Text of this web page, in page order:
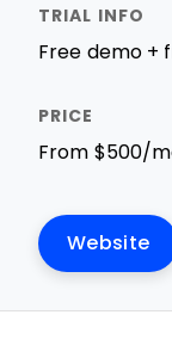
Free demo +
From $500/
Website